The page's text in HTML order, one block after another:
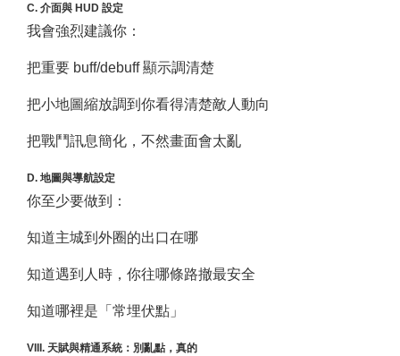
C. 介面與 HUD 設定
我會強烈建議你：
把重要 buff/debuff 顯示調清楚
把小地圖縮放調到你看得清楚敵人動向
把戰鬥訊息簡化，不然畫面會太亂
D. 地圖與導航設定
你至少要做到：
知道主城到外圈的出口在哪
知道遇到人時，你往哪條路撤最安全
知道哪裡是「常埋伏點」
VIII. 天賦與精通系統：別亂點，真的